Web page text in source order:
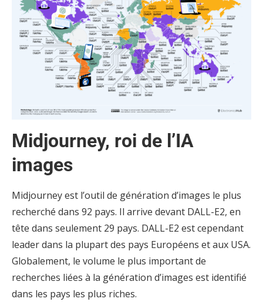
Midjourney, roi de l’IA
images
Midjourney est l’outil de génération d’images le plus
recherché dans 92 pays. Il arrive devant DALL-E2, en
tête dans seulement 29 pays. DALL-E2 est cependant
leader dans la plupart des pays Européens et aux USA.
Globalement, le volume le plus important de
recherches liées à la génération d’images est identifié
dans les pays les plus riches.